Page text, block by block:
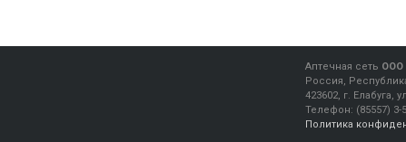
Аптечная сеть ООО
Россия,
423602, г. Елабуга,
Телефон: (85557) 3-
Политика